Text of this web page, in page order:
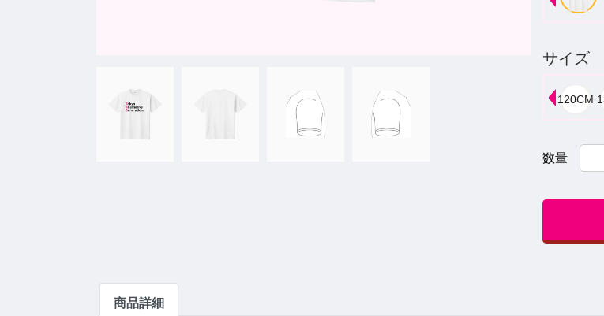
サイズ
数量
商品詳細